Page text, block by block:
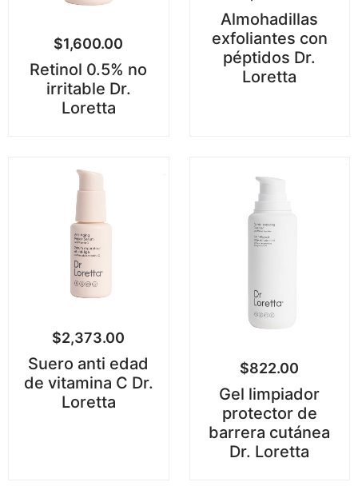
$1,600.00
Retinol 0.5% no
irritable Dr.
Loretta
Almohadillas
exfoliantes con
péptidos Dr.
Loretta
$2,373.00
Suero anti edad
de vitamina C Dr.
Loretta
$822.00
Gel limpiador
protector de
barrera cutánea
Dr. Loretta